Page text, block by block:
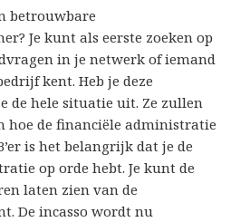
betrouwbare
Je kunt als eerste zoeken op
in je netwerk of iemand
kent. Heb je deze
de hele situatie uit. Ze zullen
hoe de financiële administratie
is het belangrijk dat je de
op orde hebt. Je kunt de
laten zien van de
De incasso wordt nu